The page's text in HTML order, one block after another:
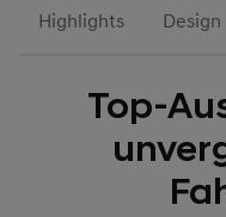
Highlights Design
Top-